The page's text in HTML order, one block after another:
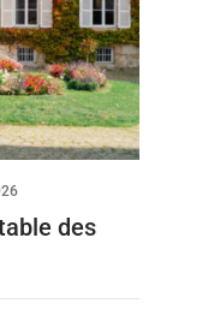
des